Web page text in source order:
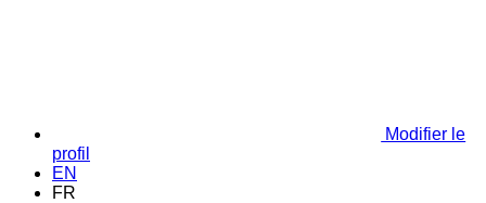
Modifier le
profil
EN
FR